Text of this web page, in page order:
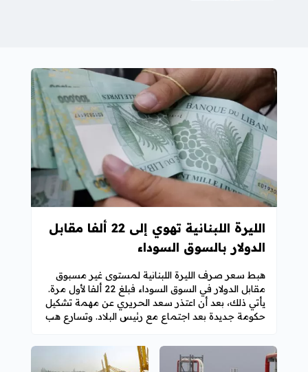
الليرة اللبنانية تهوي إلى 22 ألفا مقابل
الدولار بالسوق السوداء
هبط سعر صرف الليرة اللبنانية لمستوى غير مسبوق
مقابل الدولار في السوق السوداء فبلغ 22 ألفا لأول مرة.
يأتي ذلك، بعد أن اعتذر سعد الحريري عن مهمة تشكيل
حكومة جديدة بعد اجتماع مع رئيس البلاد. وتسارع هب